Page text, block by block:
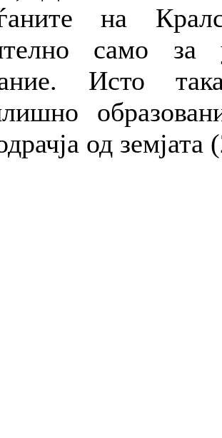
на
само за
Исто
од земјата